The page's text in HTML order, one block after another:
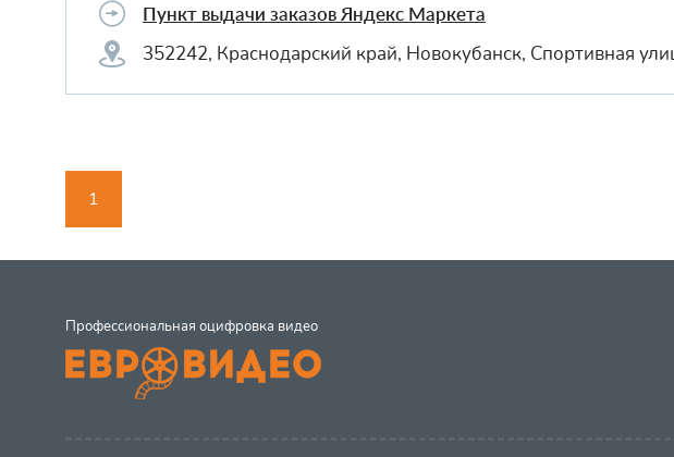
Пункт выдачи заказов Яндекс Маркета
352242, Краснодарский край, Новокубанск, Спортивная
1
Профессиональная оцифровка видео